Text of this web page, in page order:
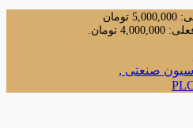
قیمت اصلی: 5,000,000 تومان
تومان.
صنعتی ,